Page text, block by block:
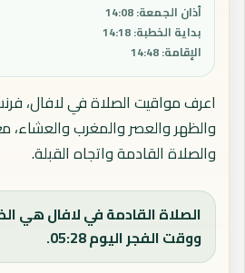
أذان الجمعة:
14:08
بداية الخطبة:
14:18
الإقامة:
14:48
اعرف مواقيت الصلاة في لافال،
والظهر والعصر والمغرب والعشاء،
والصلاة القادمة واتجاه القبلة.
ووقت الفجر اليوم 05:28.